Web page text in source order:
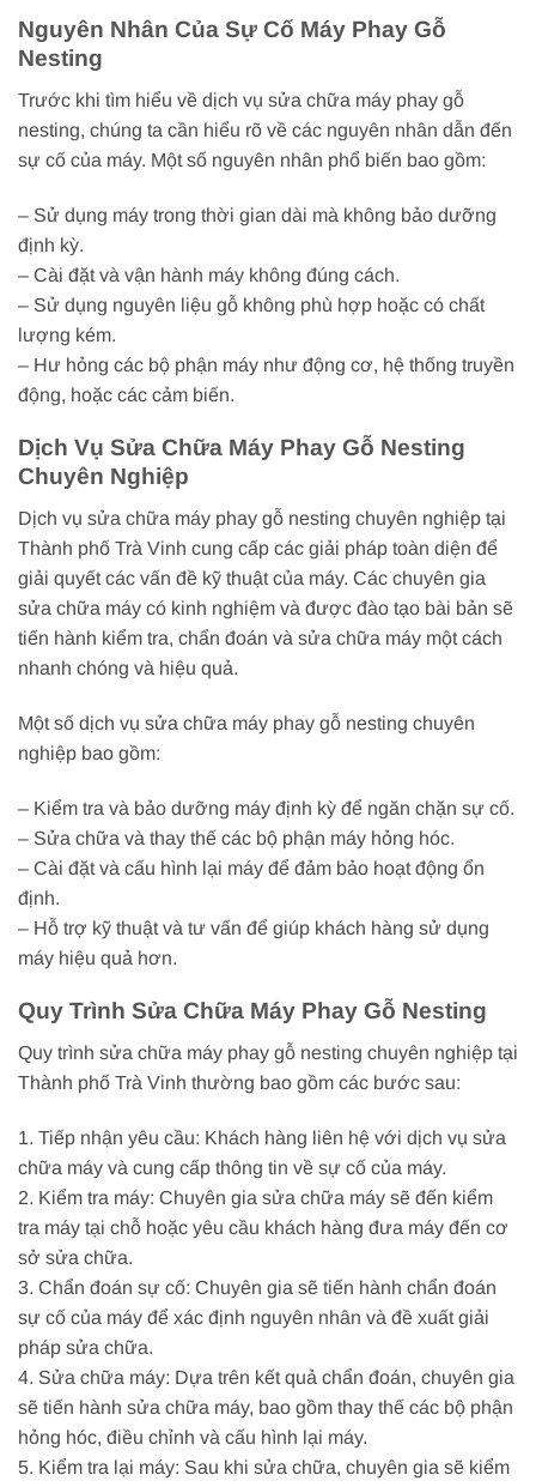
Nguyên Nhân Của Sự Cố Máy Phay Gỗ
Nesting
Trước khi tìm hiểu về dịch vụ sửa chữa máy phay gỗ
nesting, chúng ta cần hiểu rõ về các nguyên nhân dẫn đến
sự cố của máy. Một số nguyên nhân phổ biến bao gồm:
– Sử dụng máy trong thời gian dài mà không bảo dưỡng
định kỳ.
– Cài đặt và vận hành máy không đúng cách.
– Sử dụng nguyên liệu gỗ không phù hợp hoặc có chất
lượng kém.
– Hư hỏng các bộ phận máy như động cơ, hệ thống truyền
động, hoặc các cảm biến.
Dịch Vụ Sửa Chữa Máy Phay Gỗ Nesting
Chuyên Nghiệp
Dịch vụ sửa chữa máy phay gỗ nesting chuyên nghiệp tại
Thành phố Trà Vinh cung cấp các giải pháp toàn diện để
giải quyết các vấn đề kỹ thuật của máy. Các chuyên gia
sửa chữa máy có kinh nghiệm và được đào tạo bài bản sẽ
tiến hành kiểm tra, chẩn đoán và sửa chữa máy một cách
nhanh chóng và hiệu quả.
Một số dịch vụ sửa chữa máy phay gỗ nesting chuyên
nghiệp bao gồm:
– Kiểm tra và bảo dưỡng máy định kỳ để ngăn chặn sự cố.
– Sửa chữa và thay thế các bộ phận máy hỏng hóc.
– Cài đặt và cấu hình lại máy để đảm bảo hoạt động ổn
định.
– Hỗ trợ kỹ thuật và tư vấn để giúp khách hàng sử dụng
máy hiệu quả hơn.
Quy Trình Sửa Chữa Máy Phay Gỗ Nesting
Quy trình sửa chữa máy phay gỗ nesting chuyên nghiệp tại
Thành phố Trà Vinh thường bao gồm các bước sau:
1. Tiếp nhận yêu cầu: Khách hàng liên hệ với dịch vụ sửa
chữa máy và cung cấp thông tin về sự cố của máy.
2. Kiểm tra máy: Chuyên gia sửa chữa máy sẽ đến kiểm
tra máy tại chỗ hoặc yêu cầu khách hàng đưa máy đến cơ
sở sửa chữa.
3. Chẩn đoán sự cố: Chuyên gia sẽ tiến hành chẩn đoán
sự cố của máy để xác định nguyên nhân và đề xuất giải
pháp sửa chữa.
4. Sửa chữa máy: Dựa trên kết quả chẩn đoán, chuyên gia
sẽ tiến hành sửa chữa máy, bao gồm thay thế các bộ phận
hỏng hóc, điều chỉnh và cấu hình lại máy.
5. Kiểm tra lại máy: Sau khi sửa chữa, chuyên gia sẽ kiểm